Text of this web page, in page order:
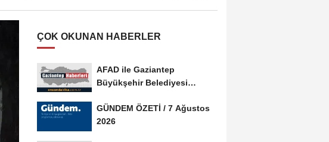
ÇOK OKUNAN HABERLER
AFAD ile Gaziantep
Büyükşehir Belediyesi
GÜNDEM ÖZETİ / 7 Ağustos
2026